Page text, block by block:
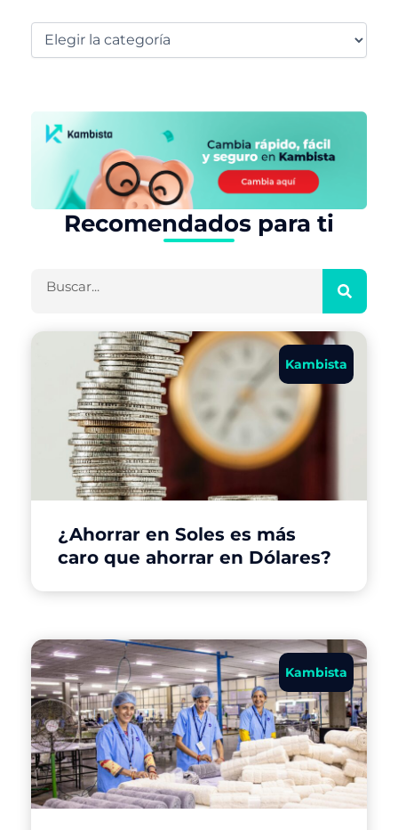
Recomendados para ti
Kambista
¿Ahorrar en Soles es más
caro que ahorrar en Dólares?
Kambista